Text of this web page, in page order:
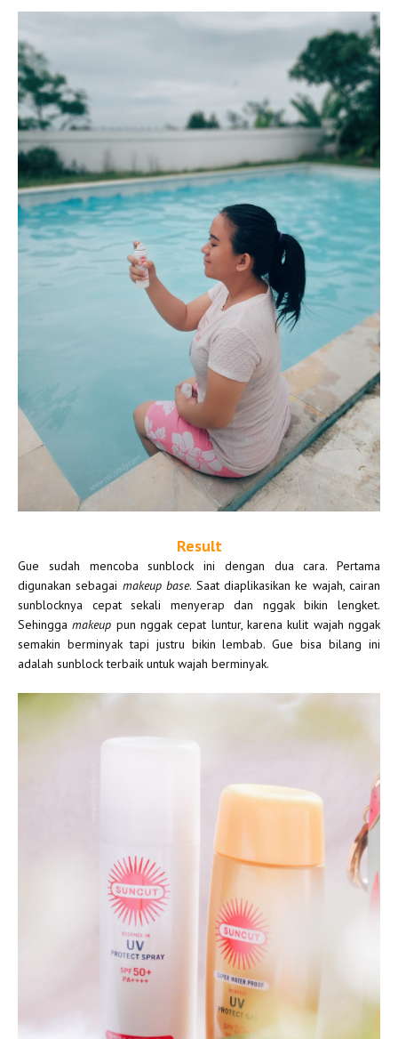
Result
Gue sudah mencoba sunblock ini dengan dua cara. Pertama
digunakan sebagai makeup base. Saat diaplikasikan ke wajah, cairan
sunblocknya cepat sekali menyerap dan nggak bikin lengket.
Sehinggamakeup pun nggak cepat luntur, karena kulit wajah nggak
semakin berminyak tapi justru bikin lembab. Gue bisa bilang ini
adalah sunblock terbaik untuk wajah berminyak.